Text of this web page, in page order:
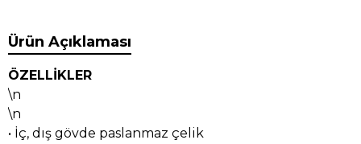
Ürün Açıklaması
ÖZELLİKLER
\n
\n
• İç, dış gövde paslanmaz çelik